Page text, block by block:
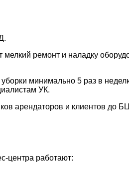
ремонт и наладку
минимально 5 раз в
УК.
арендаторов и клиентов до
центра работают: